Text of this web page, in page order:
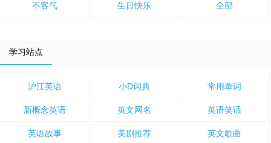
不客气 生日快乐 全部
学习站点
沪江英语 小D词典 常用单词
新概念英语 英文网名 英语笑话
英语故事 美剧推荐 英文歌曲